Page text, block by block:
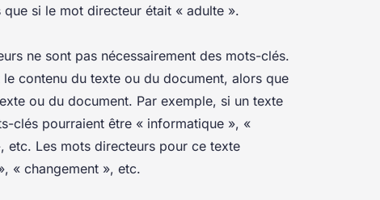
si le mot directeur était « adulte ».
ne sont pas nécessairement des mots-clés.
contenu du texte ou du document, alors que
ou du document. Par exemple, si un texte
clés pourraient être « informatique », «
etc. Les mots directeurs pour ce texte
« changement », etc.